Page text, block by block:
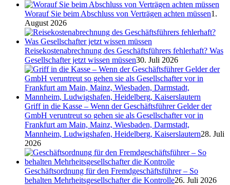
Worauf Sie beim Abschluss von Verträgen achten müssen1.
August 2026
Reisekostenabrechnung des Geschäftsführers fehlerhaft? Was
Gesellschafter jetzt wissen müssen30. Juli 2026
Griff in die Kasse – Wenn der Geschäftsführer Gelder der
GmbH veruntreut so gehen sie als Gesellschafter vor in
Frankfurt am Main, Mainz, Wiesbaden, Darmstadt,
Mannheim, Ludwigshafen, Heidelberg, Kaiserslautern28. Juli
2026
Geschäftsordnung für den Fremdgeschäftsführer – So
behalten Mehrheitsgesellschafter die Kontrolle26. Juli 2026